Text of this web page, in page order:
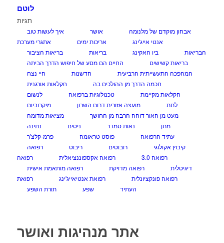
לוטם
תגיות
אבחון מוקדם של מלנומה אושר
איך לעשות טוב
אנטי אייג'ינג
אריכות ימים
אתגרי מערכת
הבריאות
ביו האקינג בריאות
בריאות הציבור
בריאות קשישים
החיים הם מסע של חיפוש הדרך הביתה
המהפכה התעשייתית הרביעית
חדשנות
חיי נצח
חכמה הדרך מן ההולכים בה
חקלאות אורגנית
חקלאות מקיימת
טכנולוגיות ברפואה
לנשום
לתת
מועצה אזורית דרום השרון
מיקרוביום
מעט מן האור דוחה הרבה מן החושך
מציאות מדומה
מתן
נאות סמדר ניסים
נתינה
עתיד הרפואה
פוסט טראומה
פרמ-קלצ'ר
קיבוץ אקולוגי
רובוטים ריבוט
רפואה
רפואה 3.0
רפואה אקספוננציאלית
רפואה
דיגיטלית
רפואה מדויקת
רפואה מותאמת אישית
רפואה פונקציונלית
רפואת אנטיאייג'ינג
רפואת
העתיד
שפע תורת השפע
אתר מנהיגות ואושר